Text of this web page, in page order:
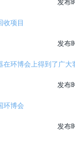
收项目
发布
在环博会上得到了广大
发布
环博会
发布